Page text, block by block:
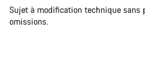
Sujet à modification technique sans
omissions.